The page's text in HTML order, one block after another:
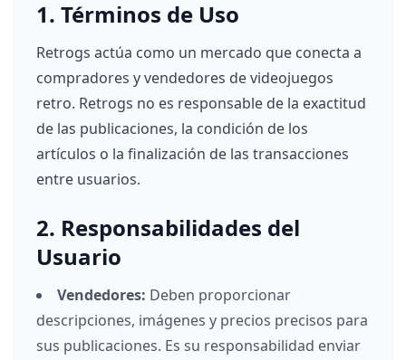
1. Términos de Uso
Retrogs actúa como un mercado que conecta a
compradores y vendedores de videojuegos
retro. Retrogs no es responsable de la exactitud
de las publicaciones, la condición de los
artículos o la finalización de las transacciones
entre usuarios.
2. Responsabilidades del
Usuario
Vendedores: Deben proporcionar
descripciones, imágenes y precios precisos para
sus publicaciones. Es su responsabilidad enviar